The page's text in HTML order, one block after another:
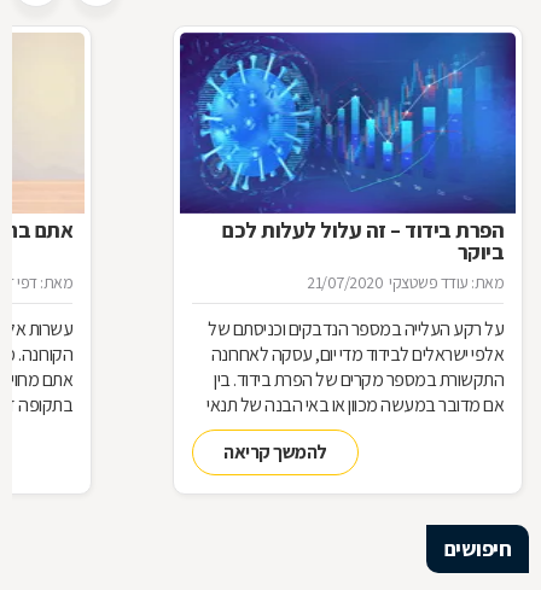
הפרת בידוד – זה עלול לעלות לכם
ביוקר
מאת: עודד פשטצקי 21/07/2020
על רקע העלייה במספר הנדבקים וכניסתם של
אלפי ישראלים לבידוד מדי יום, עסקה לאחרונה
התקשורת במספר מקרים של הפרת בידוד. בין
אם מדובר במעשה מכוון או באי הבנה של תנאי
הבידוד, להפרת הבידוד ישנן השלכות אותן חשוב
להמשך קריאה
אתם
מאת: דפי
עשרות
הקורונה.
אתם
בתקופה
חיפושים